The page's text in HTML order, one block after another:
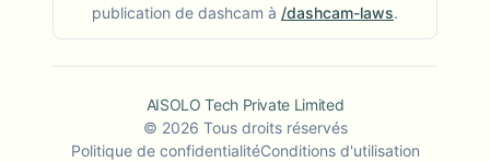
publication de dashcam à /dashcam-laws.
AISOLO Tech Private Limited
© 2026 Tous droits réservés
Politique de confidentialitéConditions d'utilisation